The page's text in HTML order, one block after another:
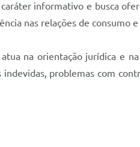
informativo e busca
nas relações de consumo
orientação jurídica e na
indevidas, problemas com